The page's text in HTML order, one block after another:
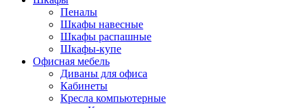
Пеналы
Шкафы навесные
Шкафы распашные
Шкафы-купе
Офисная мебель
Диваны для офиса
Кабинеты
Кресла компьютерные